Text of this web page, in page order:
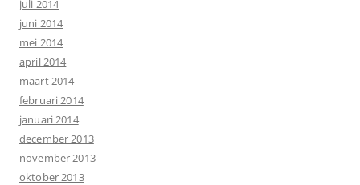
juli 2014
juni 2014
mei 2014
april 2014
maart 2014
februari 2014
januari 2014
december 2013
november 2013
oktober 2013